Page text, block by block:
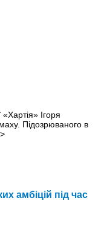
Ігоря
Підозрюваного в
амбіцій під час